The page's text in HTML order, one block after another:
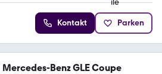
Kontakt Parken
Mercedes-Benz GLE Coupe